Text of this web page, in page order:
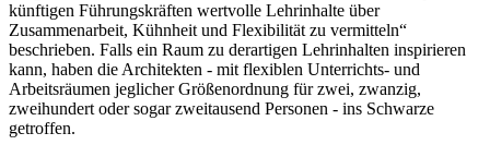
künftigen Führungskräften wertvolle Lehrinhalte über
Zusammenarbeit, Kühnheit und Flexibilität zu vermitteln“
beschrieben. Falls ein Raum zu derartigen Lehrinhalten inspirieren
kann, haben die Architekten - mit flexiblen Unterrichts- und
Arbeitsräumen jeglicher Größenordnung für zwei, zwanzig,
zweihundert oder sogar zweitausend Personen - ins Schwarze
getroffen.